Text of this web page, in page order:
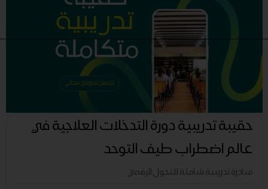
حقيبة تدريبية دورة التدخلات العلاجية في
عالم اضطراب طيف التوحد
مبادرة تدريبية شاملة للتحول الرقمي